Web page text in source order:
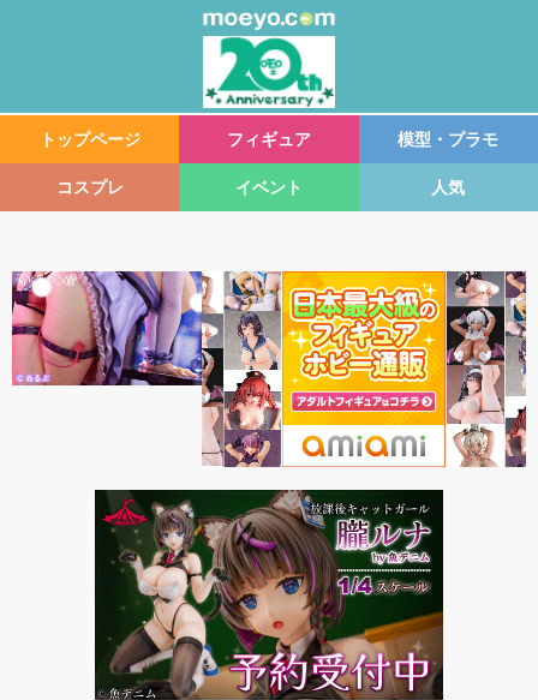
トップページ フィギュア 模型・プラモ
コスプレ イベント 人気